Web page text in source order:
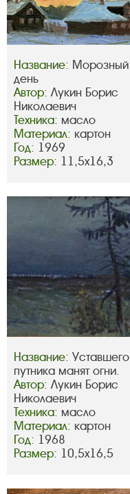
Название: Морозный
день
Автор: Лукин Борис
Николаевич
Техника: масло
Материал: картон
Год: 1969
Размер: 11,5х16,3
Название: Уставшего
путника манят огни.
Автор: Лукин Борис
Николаевич
Техника: масло
Материал: картон
Год: 1968
Размер: 10,5х16,5